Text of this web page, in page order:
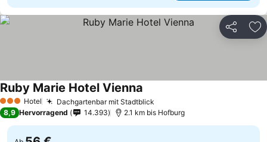
Teilen
3 SterneHotel Dachgartenbar mit Stadtblick
Ruby Marie Hotel Vienna
8,9 Hervorragend 14.393 2.1 km bis Hofburg